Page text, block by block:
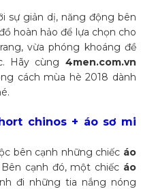
sự giản dị, năng động bên
hoàn hảo để lựa chọn cho
vừa phóng khoáng đề
Hãy cùng 4men.com.vn
cách mùa hè 2018 dành
chinos + áo sơ mi
bên cạnh những chiếc áo
Bên cạnh đó, một chiếc áo
đi những tia nắng nóng